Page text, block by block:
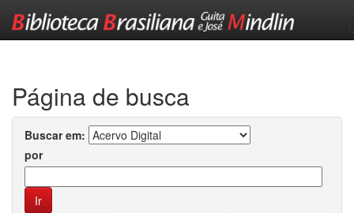
Página de busca
Buscar em:
por